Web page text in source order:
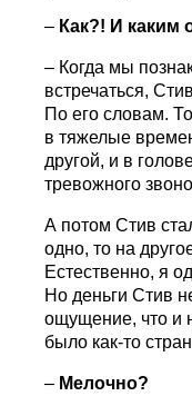
– Как?! И каким
– Когда мы
встречаться,
По его словам.
в тяжелые
другой, и в
тревожного
А потом Стив
одно, то на
Естественно, я
Но деньги Стив
ощущение, что и
было как-то
– Мелочно?